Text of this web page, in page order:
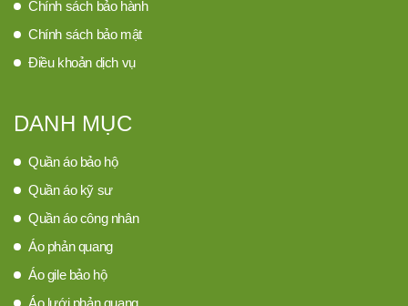
Chính sách bảo hành
Chính sách bảo mật
Điều khoản dịch vụ
DANH MỤC
Quần áo bảo hộ
Quần áo kỹ sư
Quần áo công nhân
Áo phản quang
Áo gile bảo hộ
Áo lưới phản quang